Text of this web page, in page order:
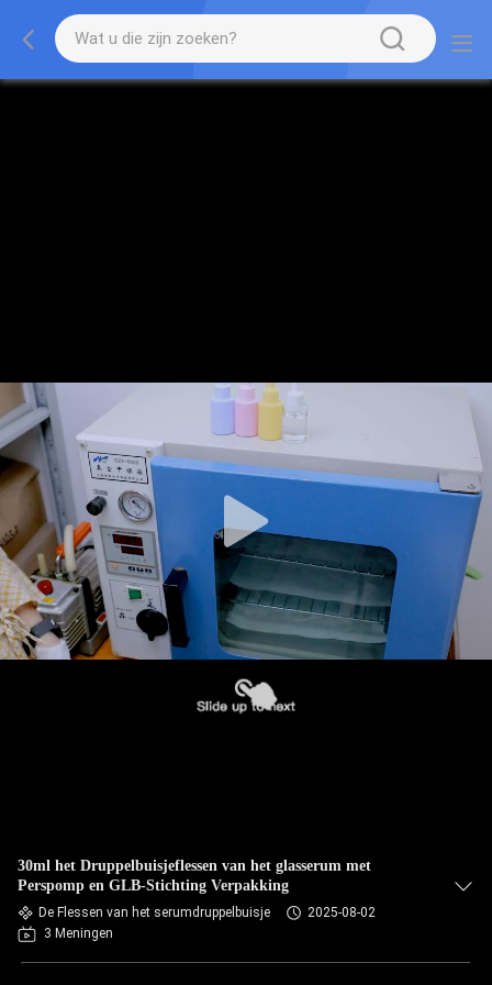
30ml het Druppelbuisjeflessen van het glasserum met
Perspomp en GLB-Stichting Verpakking
De Flessen van het serumdruppelbuisje
2025-08-02
3 Meningen